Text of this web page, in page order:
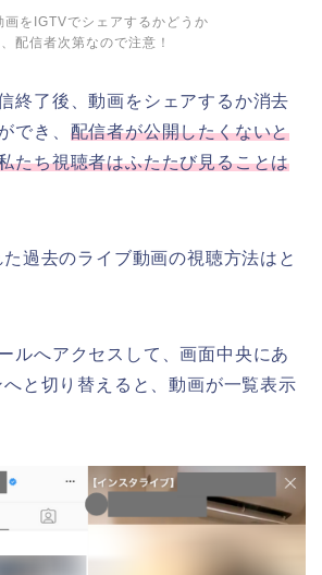
画をIGTVでシェアするかどうか
配信者次第なので注意！
終了後、動画をシェアするか消去
でき、 配信者が公開したくないと
たち視聴者はふたたび見ることは
過去のライブ動画の視聴方法はと
ルへアクセスして、画面中央にあ
と切り替えると、動画が一覧表示